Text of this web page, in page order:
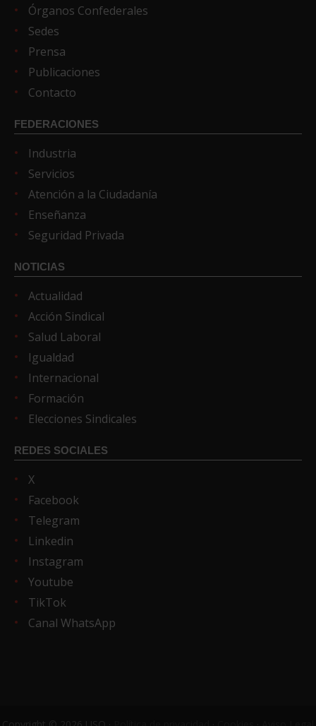
Órganos Confederales
Sedes
Prensa
Publicaciones
Contacto
FEDERACIONES
Industria
Servicios
Atención a la Ciudadanía
Enseñanza
Seguridad Privada
NOTICIAS
Actualidad
Acción Sindical
Salud Laboral
Igualdad
Internacional
Formación
Elecciones Sindicales
REDES SOCIALES
X
Facebook
Telegram
Linkedin
Instagram
Youtube
TikTok
Canal WhatsApp